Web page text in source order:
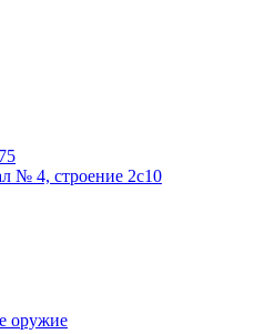
№ 4, строение 2с10
оружие